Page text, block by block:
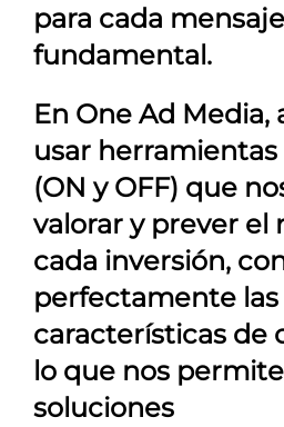
para cada
fundamental.
En One Ad Media,
usar herramientas
(ON y OFF) que
valorar y prever el
cada inversión,
perfectamente las
características de
lo que nos
soluciones